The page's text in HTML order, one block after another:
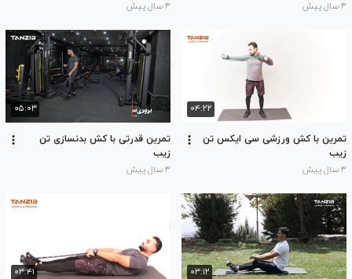
۳ سال پیش ۳ سال پیش
۰۴:۲۲
تمرین با کش ورزشی سی ایکس تن
زیب
۳ سال پیش
۰۵:۰۳
تمرین قدرتی با کش بدنسازی تن
زیب
۳ سال پیش
۰۳:۱۲ ۰۳:۴۱